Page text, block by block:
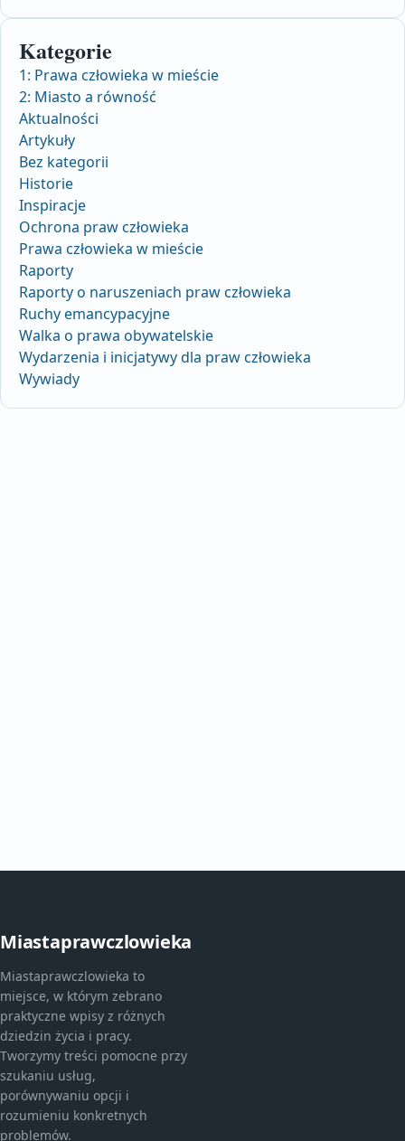
Kategorie
1: Prawa człowieka w mieście
2: Miasto a równość
Aktualności
Artykuły
Bez kategorii
Historie
Inspiracje
Ochrona praw człowieka
Prawa człowieka w mieście
Raporty
Raporty o naruszeniach praw człowieka
Ruchy emancypacyjne
Walka o prawa obywatelskie
Wydarzenia i inicjatywy dla praw człowieka
Wywiady
Miastaprawczlowieka
Miastaprawczlowieka to
miejsce, w którym zebrano
praktyczne wpisy z różnych
dziedzin życia i pracy.
Tworzymy treści pomocne przy
szukaniu usług,
porównywaniu opcji i
rozumieniu konkretnych
problemów.